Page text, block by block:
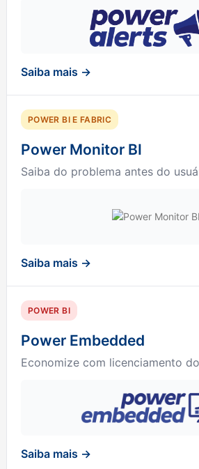
Saiba mais →
POWER BI E FABRIC
Power Monitor BI
Saiba do problema antes do
Saiba mais →
POWER BI
Power Embedded
Economize com licenciamento
Saiba mais →